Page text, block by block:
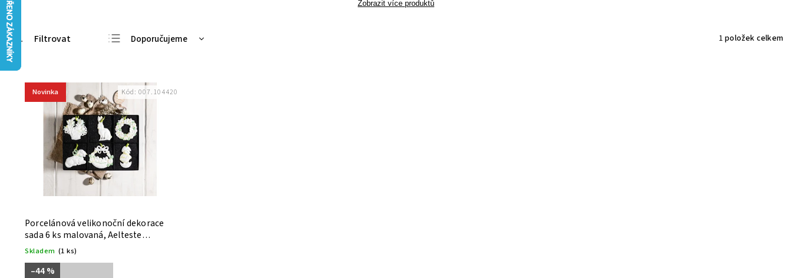
Zobrazit více produktů
Doporučujeme
Nejprodávanější
Abecedně
1 položek celkem
Novinka
Porcelánová velikonoční dekorace
sada 6 ks malovaná, Aelteste
Volkstedter
Skladem (1 ks)
–44 %
Kód:007.104420